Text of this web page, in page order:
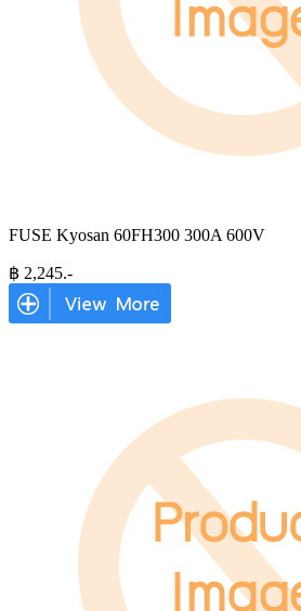
FUSE Kyosan 60FH300 300A 600V
฿ 2,245.-